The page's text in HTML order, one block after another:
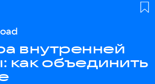
внутренней
как объединить